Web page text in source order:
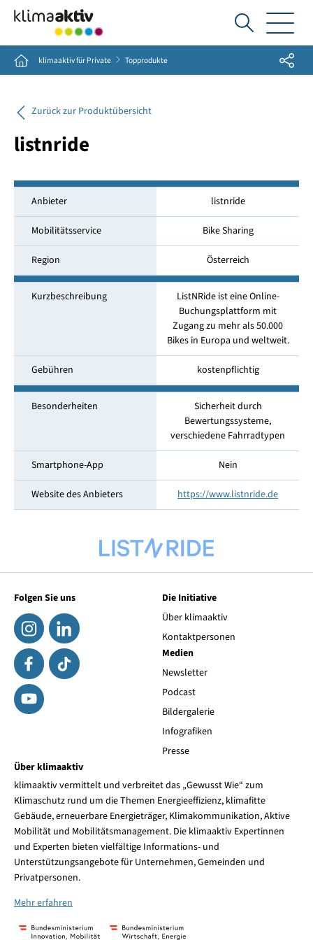
Ich
suche...
Home klimaaktiv für Private Topprodukte Share
Zurück zur Produktübersicht
listnride
Anbieter listnride
Mobilitätsservice Bike Sharing
Region Österreich
Kurzbeschreibung
ListNRide ist eine Online-
Buchungsplattform mit
Zugang zu mehr als 50.000
Bikes in Europa und weltweit.
Gebühren kostenpflichtig
Besonderheiten
Sicherheit durch
Bewertungssysteme,
verschiedene Fahrradtypen
Smartphone-App Nein
Website des Anbieters https://www.listnride.de
Folgen Sie uns
Die Initiative
Über klimaaktiv
Kontaktpersonen
Medien
Newsletter
Podcast
Bildergalerie
Infografiken
Presse
Über klimaaktiv
klimaaktiv vermittelt und verbreitet das „Gewusst Wie“ zum
Klimaschutz rund um die Themen Energieeffizienz, klimafitte
Gebäude, erneuerbare Energieträger, Klimakommunikation, Aktive
Mobilität und Mobilitätsmanagement. Die klimaaktiv Expertinnen
und Experten bieten vielfältige Informations- und
Unterstützungsangebote für Unternehmen, Gemeinden und
Privatpersonen.
Mehr erfahren